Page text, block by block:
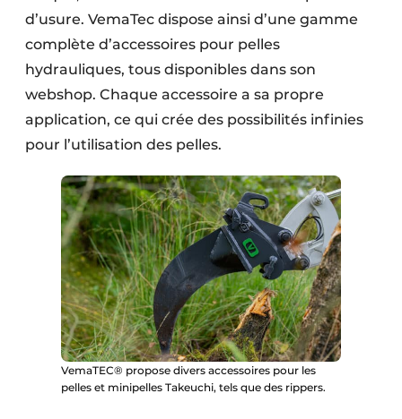
d’usure. VemaTec dispose ainsi d’une gamme
complète d’accessoires pour pelles
hydrauliques, tous disponibles dans son
webshop. Chaque accessoire a sa propre
application, ce qui crée des possibilités infinies
pour l’utilisation des pelles.
VemaTEC® propose divers accessoires pour les
pelles et minipelles Takeuchi, tels que des rippers.